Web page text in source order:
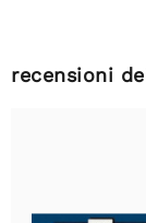
recensioni